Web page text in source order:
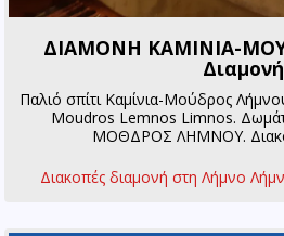
ΔΙΑΜΟΝΗ ΚΑΜΙΝΙΑ-
Διαμονή
Παλιό σπίτι Καμίνια-Μούδρος
Moudros Lemnos Limnos.
ΜΟΘΔΡΟΣ ΛΗΜΝΟΥ.
Διακοπές διαμονή στη Λήμνο